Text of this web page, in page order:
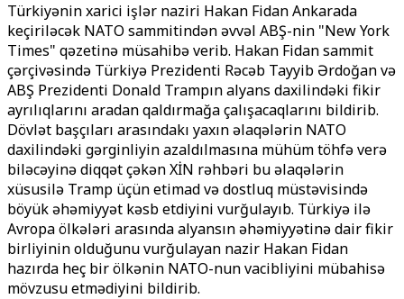
Türkiyənin xarici işlər naziri Hakan Fidan Ankarada
keçiriləcək NATO sammitindən əvvəl ABŞ-nin "New York
Times" qəzetinə müsahibə verib. Hakan Fidan sammit
çərçivəsində Türkiyə Prezidenti Rəcəb Tayyib Ərdoğan və
ABŞ Prezidenti Donald Trampın alyans daxilindəki fikir
ayrılıqlarını aradan qaldırmağa çalışacaqlarını bildirib.
Dövlət başçıları arasındakı yaxın əlaqələrin NATO
daxilindəki gərginliyin azaldılmasına mühüm töhfə verə
biləcəyinə diqqət çəkən XİN rəhbəri bu əlaqələrin
xüsusilə Tramp üçün etimad və dostluq müstəvisində
böyük əhəmiyyət kəsb etdiyini vurğulayıb. Türkiyə ilə
Avropa ölkələri arasında alyansın əhəmiyyətinə dair fikir
birliyinin olduğunu vurğulayan nazir Hakan Fidan
hazırda heç bir ölkənin NATO-nun vacibliyini mübahisə
mövzusu etmədiyini bildirib.